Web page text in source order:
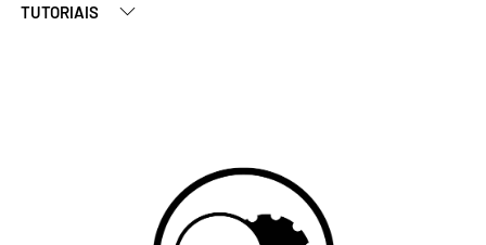
TUTORIAIS